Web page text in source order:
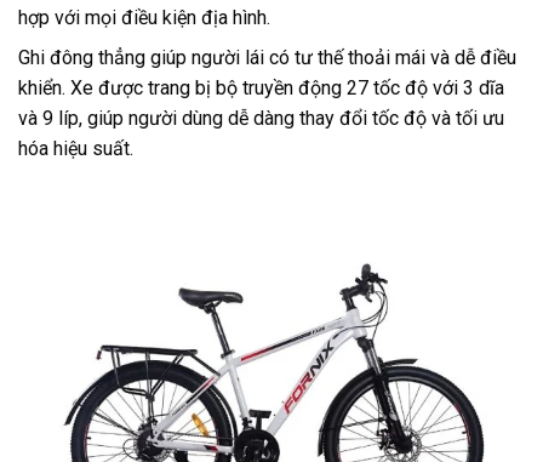
hợp với mọi điều kiện địa hình.
Ghi đông thẳng giúp người lái có tư thế thoải mái và dễ điều
khiển. Xe được trang bị bộ truyền động 27 tốc độ với 3 dĩa
và 9 líp, giúp người dùng dễ dàng thay đổi tốc độ và tối ưu
hóa hiệu suất.